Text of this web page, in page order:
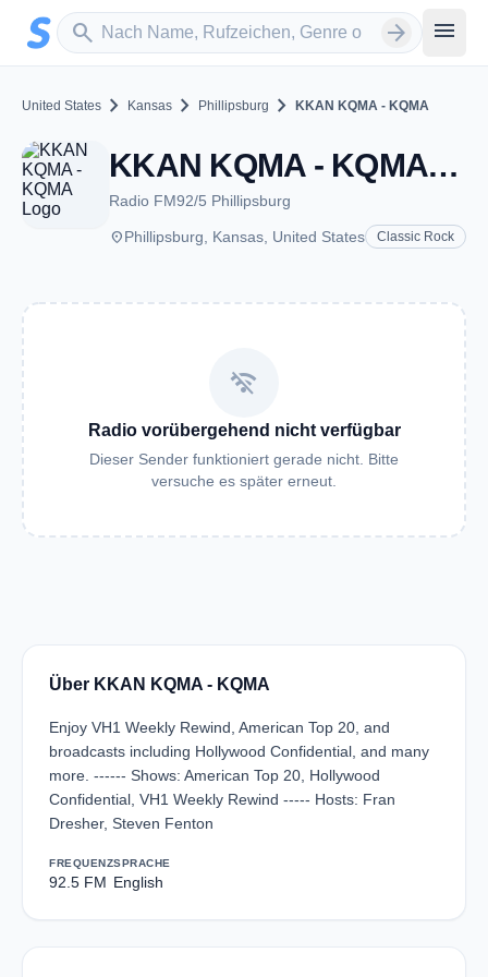
Zum Hauptinhalt springen
search
Sender suchen arrow_forward menu
United States chevron_right Kansas chevron_right Phillipsburg chevron_right KKAN KQMA - KQMA
KKAN KQMA - KQMA - FM 92.5 - Phillipsburg, KS
Radio FM92/5 Phillipsburg
placePhillipsburg, Kansas, United States Classic Rock
wifi_off
Radio vorübergehend nicht verfügbar
Dieser Sender funktioniert gerade nicht. Bitte
versuche es später erneut.
Über KKAN KQMA - KQMA
Enjoy VH1 Weekly Rewind, American Top 20, and
broadcasts including Hollywood Confidential, and many
more. ------ Shows: American Top 20, Hollywood
Confidential, VH1 Weekly Rewind ----- Hosts: Fran
Dresher, Steven Fenton
FREQUENZ
92.5 FM
SPRACHE
English